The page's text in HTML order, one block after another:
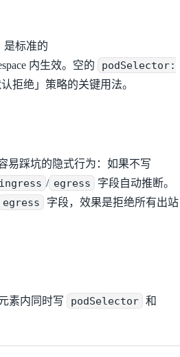
是标准的
内生效。空的
podSelector:
拒绝」策略的关键用法。
易踩坑的隐式行为：如果不写
ingress / egress
字段自动推断。
egress
字段，效果是拒绝所有出站
素内同时写 podSelector 和